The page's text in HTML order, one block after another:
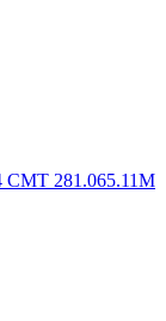
281.065.11M